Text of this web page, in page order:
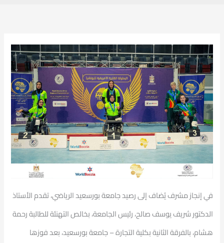
في إنجاز مشرف يُضاف إلى رصيد جامعة بورسعيد الرياضي، تقدم الأستاذ
الدكتور شريف يوسف صالح، رئيس الجامعة، بخالص التهنئة للطالبة رحمة
هشام، بالفرقة الثانية بكلية التجارة – جامعة بورسعيد، بعد فوزها